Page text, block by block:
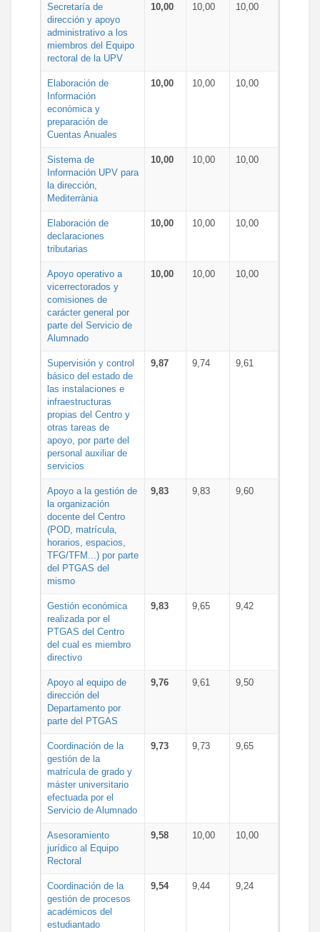
Secretaría de
dirección y apoyo
administrativo a los
miembros del Equipo
rectoral de la UPV
10,00 10,00 10,00
Elaboración de
Información
económica y
preparación de
Cuentas Anuales
10,00 10,00 10,00
Sistema de
Información UPV para
la dirección,
Mediterrània
10,00 10,00 10,00
Elaboración de
declaraciones
tributarias
10,00 10,00 10,00
Apoyo operativo a
vicerrectorados y
comisiones de
carácter general por
parte del Servicio de
Alumnado
10,00 10,00 10,00
Supervisión y control
básico del estado de
las instalaciones e
infraestructuras
propias del Centro y
otras tareas de
apoyo, por parte del
personal auxiliar de
servicios
9,87 9,74 9,61
Apoyo a la gestión de
la organización
docente del Centro
(POD, matrícula,
horarios, espacios,
TFG/TFM...) por parte
del PTGAS del
mismo
9,83 9,83 9,60
Gestión económica
realizada por el
PTGAS del Centro
del cual es miembro
directivo
9,83 9,65 9,42
Apoyo al equipo de
dirección del
Departamento por
parte del PTGAS
9,76 9,61 9,50
Coordinación de la
gestión de la
matrícula de grado y
máster universitario
efectuada por el
Servicio de Alumnado
9,73 9,73 9,65
Asesoramiento
jurídico al Equipo
Rectoral
9,58 10,00 10,00
Coordinación de la
gestión de procesos
académicos del
estudiantado
9,54 9,44 9,24